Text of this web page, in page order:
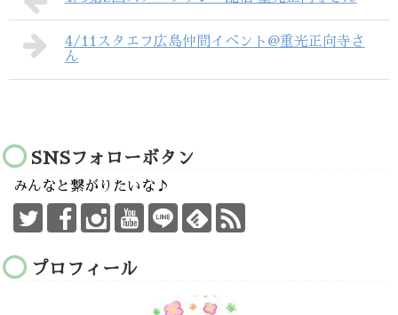
4/11スタエフ広島仲間イベント@重光正向寺さ
ん
SNSフォローボタン
みんなと繋がりたいな♪
プロフィール